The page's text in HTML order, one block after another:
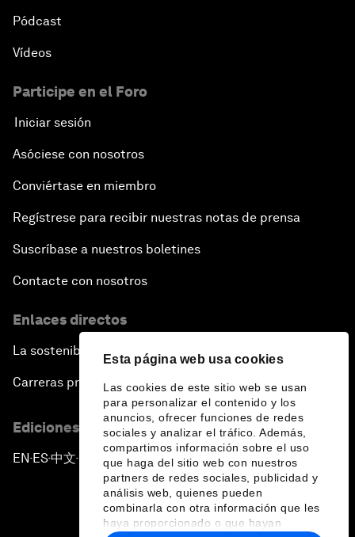
Esta página web usa cookies
Las cookies de este sitio web se usan
para personalizar el contenido y los
anuncios, ofrecer funciones de redes
sociales y analizar el tráfico. Además,
compartimos información sobre el uso
que haga del sitio web con nuestros
partners de redes sociales, publicidad y
análisis web, quienes pueden
combinarla con otra información que les
haya proporcionado o que hayan
Pódcast
Vídeos
Participe en el Foro
Iniciar sesión
Asóciese con nosotros
Conviértase en miembro
Regístrese para recibir nuestras notas de prensa
Suscríbase a nuestros boletines
Contacte con nosotros
Enlaces directos
La sostenibilidad en el Foro
Carreras profesionales
Ediciones en otros idiomas
EN ▪ ES▪中文▪ 日本語